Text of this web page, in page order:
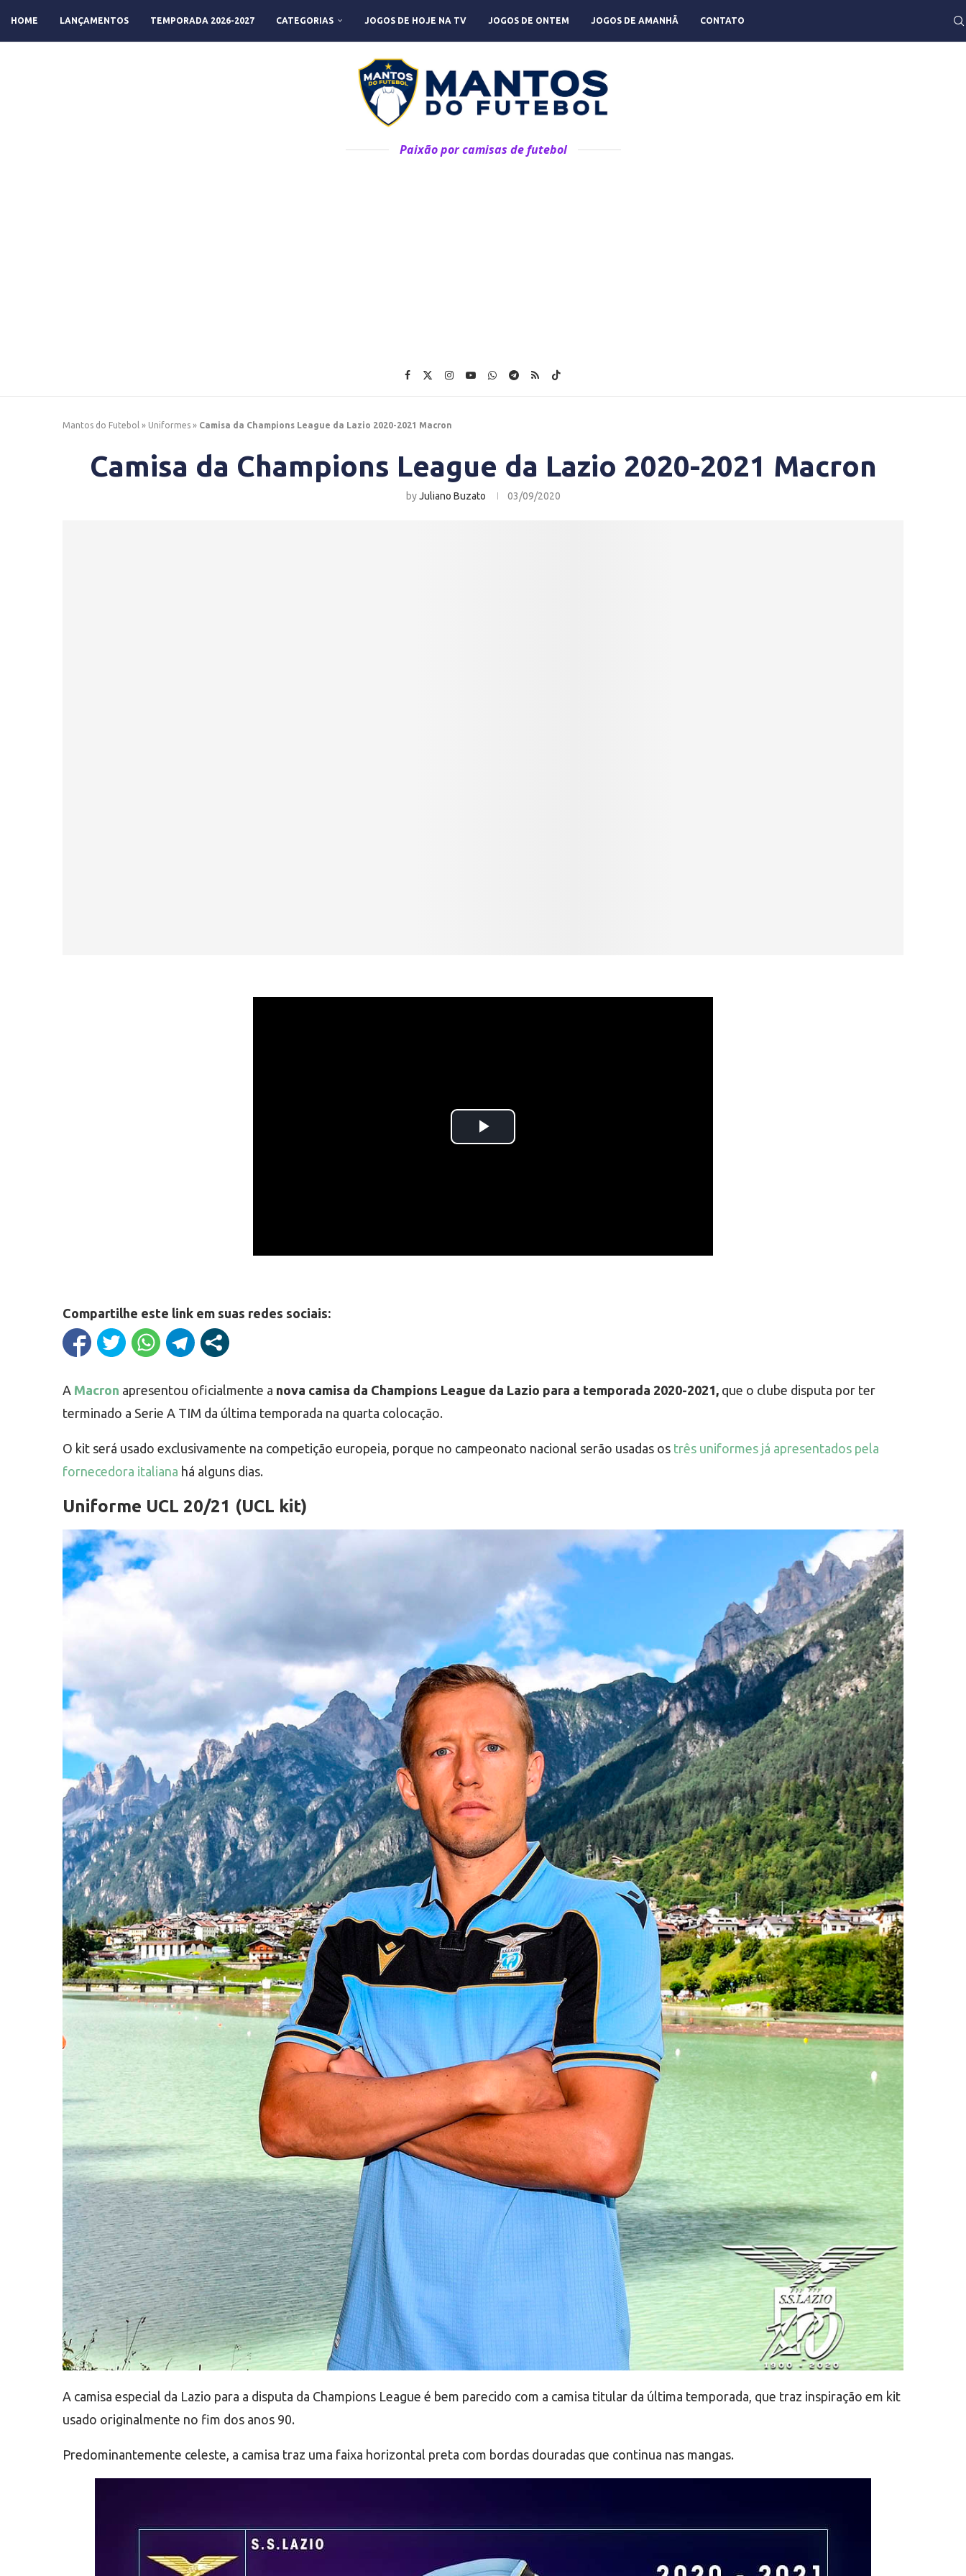
HOME LANÇAMENTOS TEMPORADA 2026-2027 CATEGORIAS JOGOS DE HOJE NA TV JOGOS DE ONTEM JOGOS DE AMANHÃ CONTATO
Paixão por camisas de futebol
Mantos do Futebol » Uniformes » Camisa da Champions League da Lazio 2020-2021 Macron
Camisa da Champions League da Lazio 2020-2021 Macron
byJuliano Buzato 03/09/2020
Compartilhe este link em suas redes sociais:
A Macron apresentou oficialmente a nova camisa da Champions League da Lazio para a temporada 2020-2021, que o clube disputa por ter
terminado a Serie A TIM da última temporada na quarta colocação.
O kit será usado exclusivamente na competição europeia, porque no campeonato nacional serão usadas os três uniformes já apresentados pela
fornecedora italiana há alguns dias.
Uniforme UCL 20/21 (UCL kit)
A camisa especial da Lazio para a disputa da Champions League é bem parecido com a camisa titular da última temporada, que traz inspiração em kit
usado originalmente no fim dos anos 90.
Predominantemente celeste, a camisa traz uma faixa horizontal preta com bordas douradas que continua nas mangas.